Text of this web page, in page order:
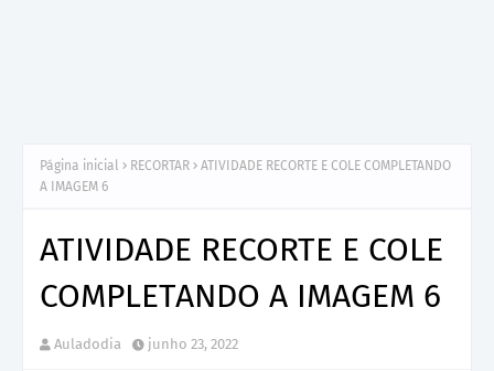
Página inicial RECORTAR
ATIVIDADE RECORTE E COLE COMPLETANDO
A IMAGEM 6
ATIVIDADE RECORTE E COLE
COMPLETANDO A IMAGEM 6
Auladodia junho 23, 2022